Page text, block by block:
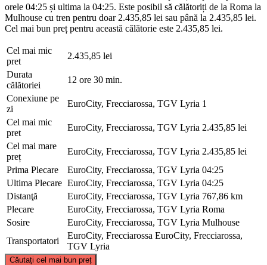
orele 04:25 și ultima la 04:25. Este posibil să călătoriți de la Roma la
Mulhouse cu tren pentru doar 2.435,85 lei sau până la 2.435,85 lei.
Cel mai bun preț pentru această călătorie este 2.435,85 lei.
Cel mai mic
pret
2.435,85 lei
Durata
călătoriei
12 ore 30 min.
Conexiune pe
zi
EuroCity, Frecciarossa, TGV Lyria 1
Cel mai mic
pret
EuroCity, Frecciarossa, TGV Lyria 2.435,85 lei
Cel mai mare
preț
EuroCity, Frecciarossa, TGV Lyria 2.435,85 lei
Prima Plecare
EuroCity, Frecciarossa, TGV Lyria 04:25
Ultima Plecare EuroCity, Frecciarossa, TGV Lyria 04:25
Distanţă
EuroCity, Frecciarossa, TGV Lyria 767,86 km
Plecare
EuroCity, Frecciarossa, TGV Lyria Roma
Sosire
EuroCity, Frecciarossa, TGV Lyria Mulhouse
Transportatori
EuroCity, Frecciarossa EuroCity, Frecciarossa,
TGV Lyria
Căutați cel mai bun preț